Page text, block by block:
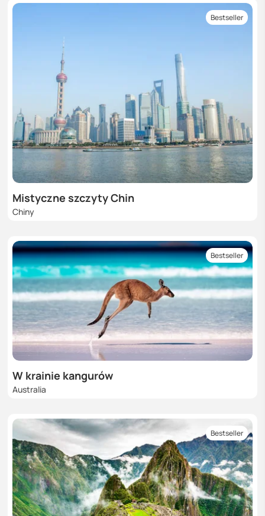
Bestseller
Mistyczne szczyty Chin
Chiny
Bestseller
W krainie kangurów
Australia
Bestseller